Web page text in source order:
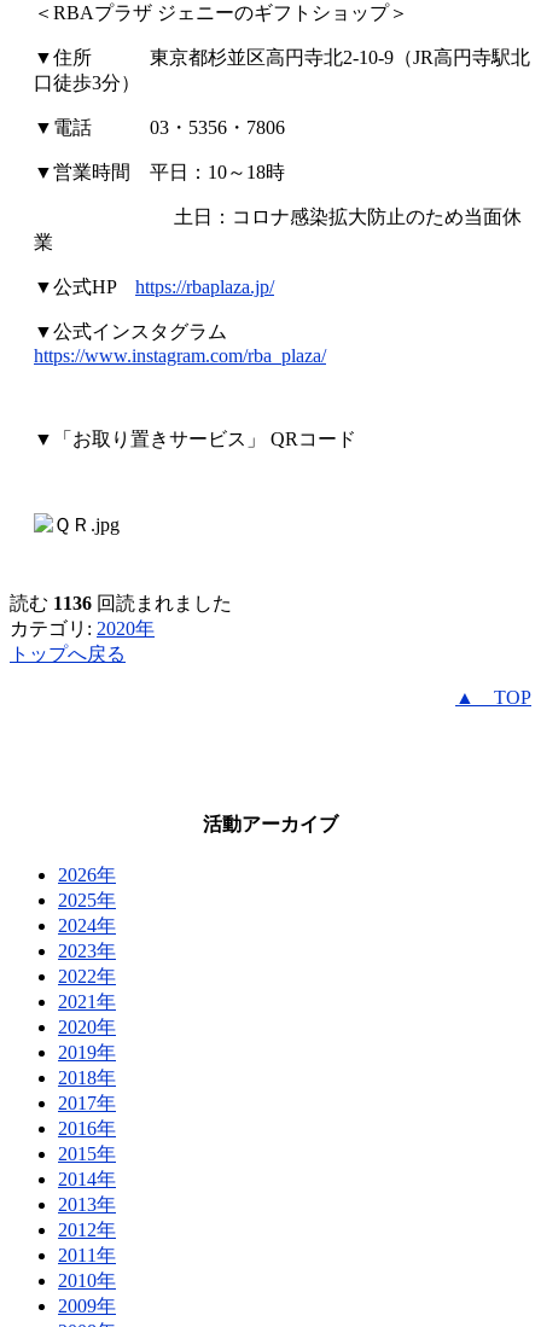
＜RBAプラザ ジェニーのギフトショップ＞
▼住所 東京都杉並区高円寺北2-10-9（JR高円寺駅北
口徒歩3分）
▼電話 03・5356・7806
▼営業時間 平日：10～18時
土日：コロナ感染拡大防止のため当面休
業
▼公式HP https://rbaplaza.jp/
▼公式インスタグラム
https://www.instagram.com/rba_plaza/
▼「お取り置きサービス」 QRコード
読む 1136 回読まれました
カテゴリ: 2020年
トップへ戻る
▲ TOP
活動アーカイブ
2026年
2025年
2024年
2023年
2022年
2021年
2020年
2019年
2018年
2017年
2016年
2015年
2014年
2013年
2012年
2011年
2010年
2009年